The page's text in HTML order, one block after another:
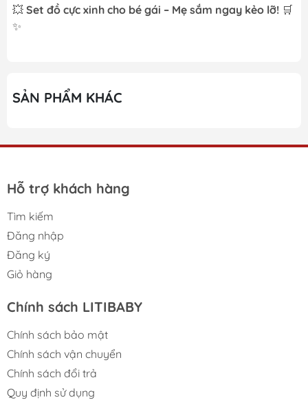
💥 Set đồ cực xinh cho bé gái – Mẹ sắm ngay kẻo lỡ! 🛒
✨
SẢN PHẨM KHÁC
Hỗ trợ khách hàng
Tìm kiếm
Đăng nhập
Đăng ký
Giỏ hàng
Chính sách LITIBABY
Chính sách bảo mật
Chính sách vận chuyển
Chính sách đổi trả
Quy định sử dụng